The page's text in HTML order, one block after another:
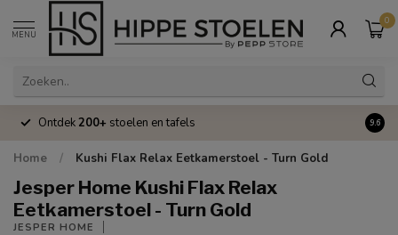
MENU
0
Ontdek200+ stoelen en tafels 9.6
Home / Kushi Flax Relax Eetkamerstoel - Turn Gold
Jesper Home Kushi Flax Relax
Eetkamerstoel - Turn Gold
JESPER HOME